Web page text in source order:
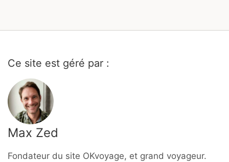
Ce site est géré par :
Max Zed
Fondateur du site OKvoyage, et grand voyageur.